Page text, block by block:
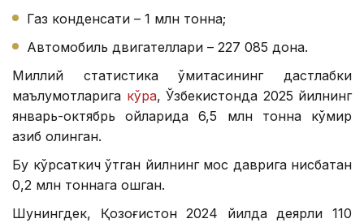
Газ конденсати – 1 млн тонна;
Автомобиль двигателлари – 227 085 дона.
Миллий статистика қўмитасининг дастлабки
маълумотларига кўра, Ўзбекистонда 2025 йилнинг
январь-октябрь ойларида 6,5 млн тонна кўмир
қазиб олинган.
Бу кўрсаткич ўтган йилнинг мос даврига нисбатан
0,2 млн тоннага ошган.
Шунингдек, Қозоғистон 2024 йилда деярли 110